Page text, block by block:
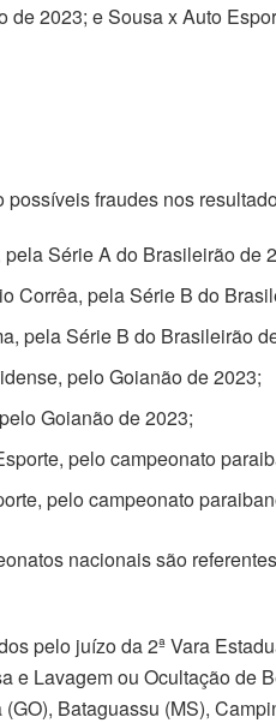
de 2023; e Sousa x Auto
possíveis fraudes nos
Série A do Brasileirão de
Corrêa, pela Série B do
pela Série B do Brasileirão
pelo Goianão de 2023;
Goianão de 2023;
pelo campeonato
pelo campeonato
nacionais são
pelo juízo da 2ª Vara
e Lavagem ou Ocultação de
Bataguassu (MS),